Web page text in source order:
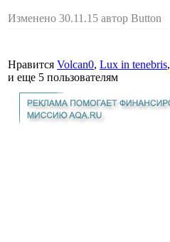
Изменено 30.11.15 автор Button
Нравится Volcan0, Lux in tenebris,
и еще 5 пользователям